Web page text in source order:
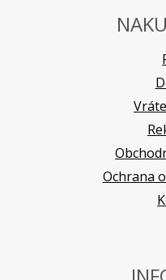
Ochrana